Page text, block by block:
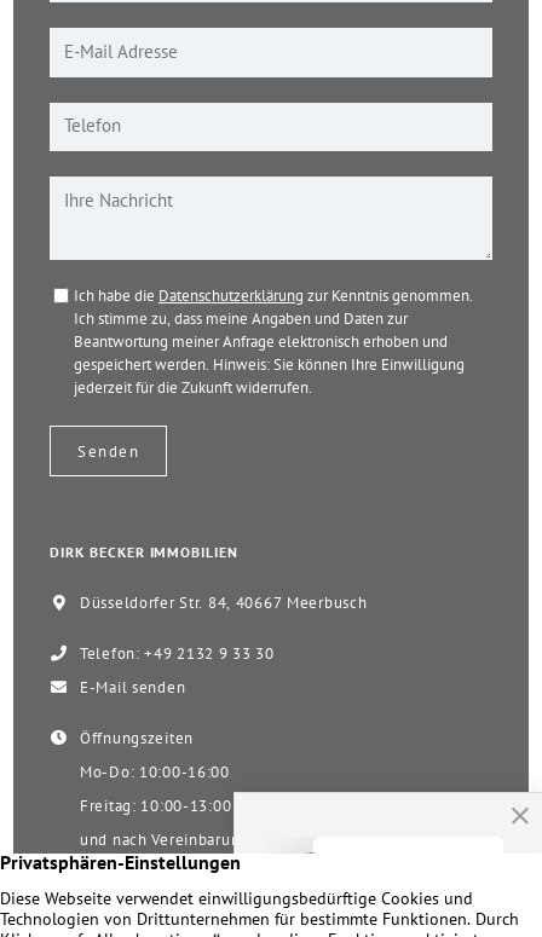
Ich habe die Datenschutzerklärung zur Kenntnis genommen.
Ich stimme zu, dass meine Angaben und Daten zur
Beantwortung meiner Anfrage elektronisch erhoben und
gespeichert werden. Hinweis: Sie können Ihre Einwilligung
jederzeit für die Zukunft widerrufen.
DIRK BECKER IMMOBILIEN
Düsseldorfer Str. 84, 40667 Meerbusch
Telefon: +49 2132 9 33 30
E-Mail senden
Öffnungszeiten
Mo-Do: 10:00-16:00
Freitag: 10:00-13:00
und nach Vereinbarung
Samstag nach Vereinbarung!
Unsere Facebookseite